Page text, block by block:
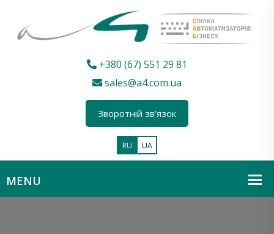
+380 (67) 551 29 81
sales@a4.com.ua
Зворотній зв'язок
RU UA